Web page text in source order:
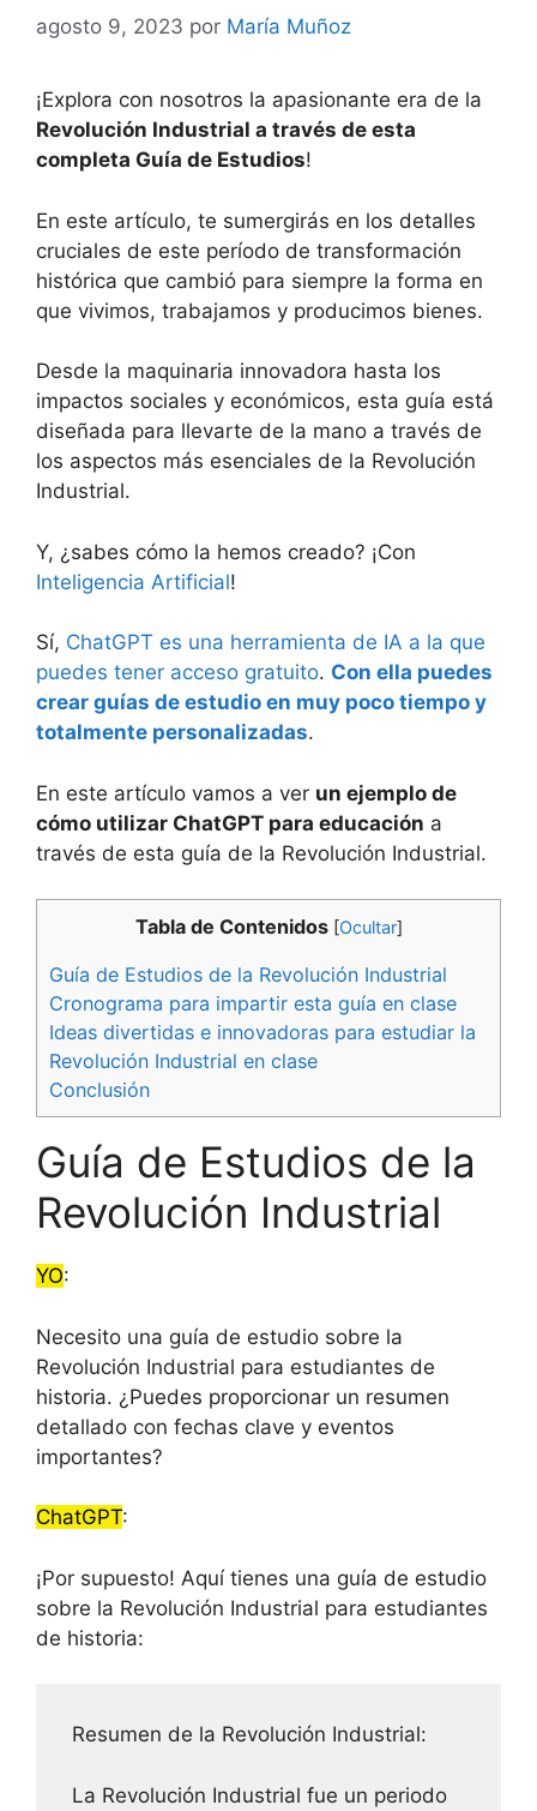
agosto 9, 2023 por María Muñoz
¡Explora con nosotros la apasionante era de la
Revolución Industrial a través de esta
completa Guía de Estudios!
En este artículo, te sumergirás en los detalles
cruciales de este período de transformación
histórica que cambió para siempre la forma en
que vivimos, trabajamos y producimos bienes.
Desde la maquinaria innovadora hasta los
impactos sociales y económicos, esta guía está
diseñada para llevarte de la mano a través de
los aspectos más esenciales de la Revolución
Industrial.
Y, ¿sabes cómo la hemos creado? ¡Con
Inteligencia Artificial!
Sí, ChatGPT es una herramienta de IA a la que
puedes tener acceso gratuito. Con ella puedes
crear guías de estudio en muy poco tiempo y
totalmente personalizadas.
En este artículo vamos a ver un ejemplo de
cómo utilizar ChatGPT para educación a
través de esta guía de la Revolución Industrial.
Tabla de Contenidos [Ocultar]
Guía de Estudios de la Revolución Industrial
Cronograma para impartir esta guía en clase
Ideas divertidas e innovadoras para estudiar la
Revolución Industrial en clase
Conclusión
Guía de Estudios de la
Revolución Industrial
YO:
Necesito una guía de estudio sobre la
Revolución Industrial para estudiantes de
historia. ¿Puedes proporcionar un resumen
detallado con fechas clave y eventos
importantes?
ChatGPT:
¡Por supuesto! Aquí tienes una guía de estudio
sobre la Revolución Industrial para estudiantes
de historia:
Resumen de la Revolución Industrial:
La Revolución Industrial fue un periodo